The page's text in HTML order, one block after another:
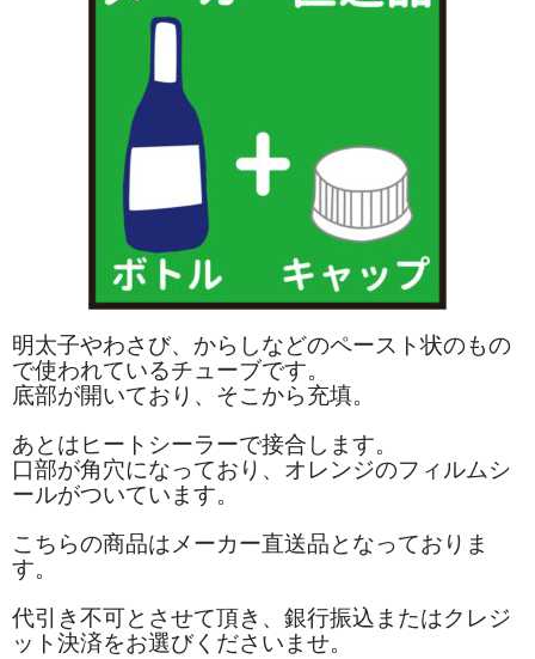
明太子やわさび、からしなどのペースト状のもの
で使われているチューブです。
底部が開いており、そこから充填。
あとはヒートシーラーで接合します。
口部が角穴になっており、オレンジのフィルムシ
ールがついています。
こちらの商品はメーカー直送品となっておりま
す。
代引き不可とさせて頂き、銀行振込またはクレジ
ット決済をお選びくださいませ。